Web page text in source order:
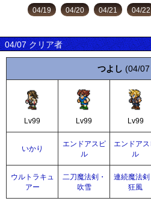
04/19 04/20 04/21 04/22
04/07 クリア者
つよし (04/
Lv99 Lv99 Lv99
いかり
エンドアスピ
ル
エンドア
ル
ウルトラキュ
アー
二刀魔法剣・
吹雪
連続魔法剣
狂風